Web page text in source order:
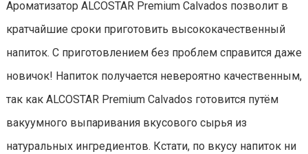
Ароматизатор ALCOSTAR Premium Calvados позволит в
кратчайшие сроки приготовить высококачественный
напиток. С приготовлением без проблем справится даже
новичок! Напиток получается невероятно качественным,
так как ALCOSTAR Premium Calvados готовится путём
вакуумного выпаривания вкусового сырья из
натуральных ингредиентов. Кстати, по вкусу напиток ни